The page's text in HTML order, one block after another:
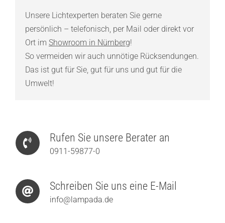
Unsere Lichtexperten beraten Sie gerne
persönlich – telefonisch, per Mail oder direkt vor
Ort im Showroom in Nürnberg!
So vermeiden wir auch unnötige Rücksendungen.
Das ist gut für Sie, gut für uns und gut für die
Umwelt!
Rufen Sie unsere Berater an
0911-59877-0
Schreiben Sie uns eine E-Mail
info@lampada.de